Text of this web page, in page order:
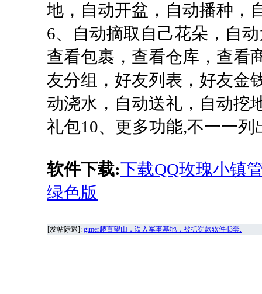
地，自动开盆，自动播种，
6、自动摘取自己花朵，自
查看包裹，查看仓库，查看
友分组，好友列表，好友金
动浇水，自动送礼，自动挖
礼包10、更多功能,不一一
软件下载:下载QQ玫瑰小镇
绿色版
[发帖际遇]: gimer爬百望山，误入军事基地，被抓罚款软件43套.